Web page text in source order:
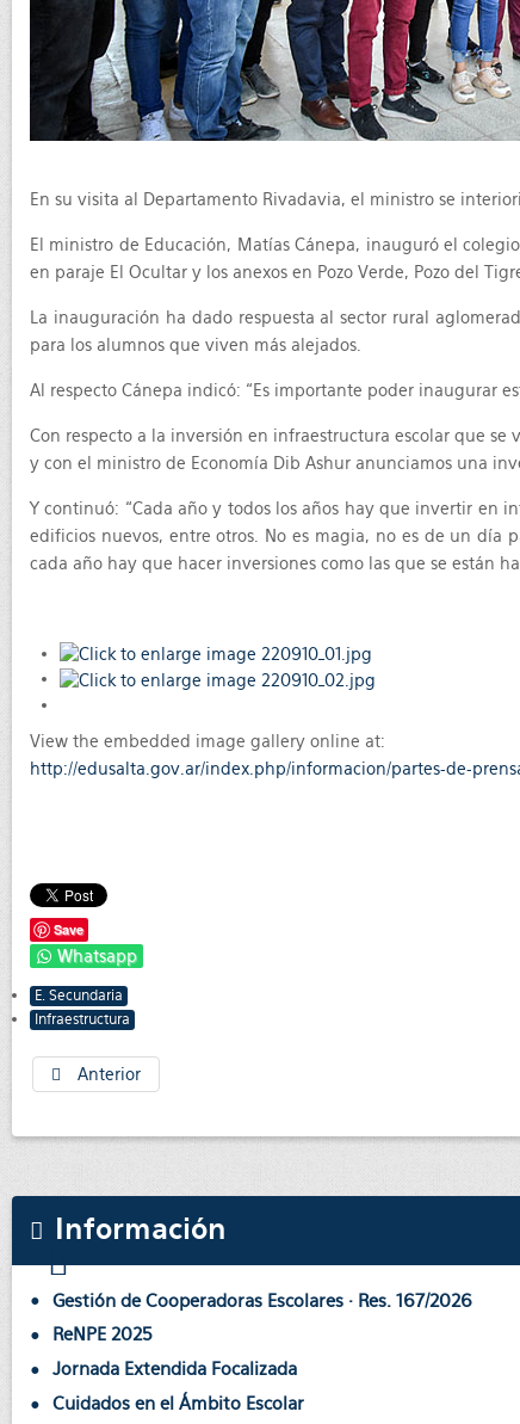
En su visita al Departamento Rivadavia, el ministro se
El ministro de Educación, Matías Cánepa, inauguró el
en paraje El Ocultar y los anexos en Pozo Verde, Pozo del
La inauguración ha dado respuesta al sector rural
para los alumnos que viven más alejados.
Al respecto Cánepa indicó: “Es importante poder inaugurar
Con respecto a la inversión en infraestructura escolar que
y con el ministro de Economía Dib Ashur anunciamos una
Y continuó: “Cada año y todos los años hay que invertir en
edificios nuevos, entre otros. No es magia, no es de un día
cada año hay que hacer inversiones como las que se están
View the embedded image gallery online at:
http://edusalta.gov.ar/index.php/informacion/partes-de-
Save
Whatsapp
E. Secundaria
Infraestructura
Anterior
Información
Gestión de Cooperadoras Escolares · Res. 167/2026
ReNPE 2025
Jornada Extendida Focalizada
Cuidados en el Ámbito Escolar